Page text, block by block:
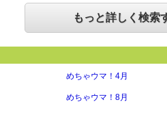
もっと詳しく検索
めちゃウマ！4月
めちゃウマ！8月